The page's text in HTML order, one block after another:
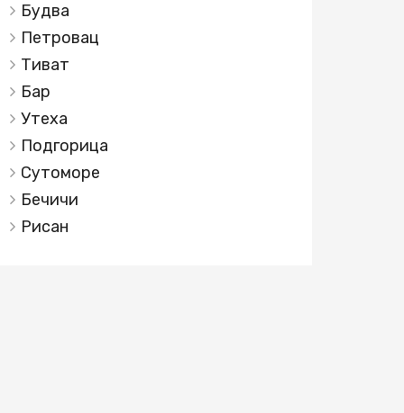
Будва
Петровац
Тиват
Бар
Утеха
Подгорица
Сутоморе
Бечичи
Рисан